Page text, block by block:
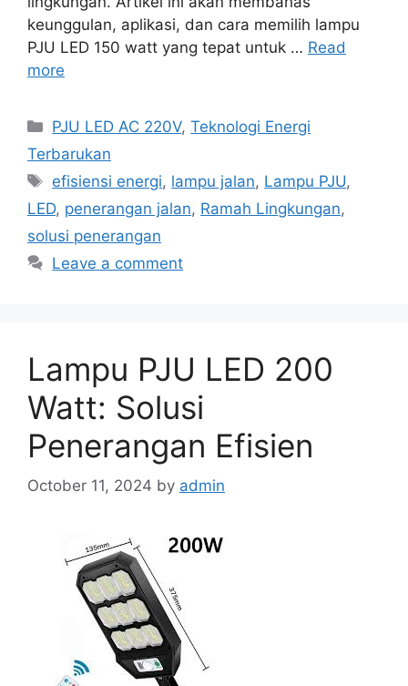
keunggulan, aplikasi, dan cara memilih lampu
PJU LED 150 watt yang tepat untuk … Read
more
Categories
PJU LED AC 220V,Teknologi Energi
Terbarukan
Tags
efisiensi energi, lampu jalan, Lampu PJU,
LED, penerangan jalan, Ramah Lingkungan,
solusi penerangan
Leave a comment
Lampu PJU LED 200
Watt: Solusi
Penerangan Efisien
October 11, 2024 by admin